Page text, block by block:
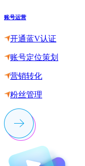
账号运营
开通蓝V认证
账号定位策划
营销转化
粉丝管理